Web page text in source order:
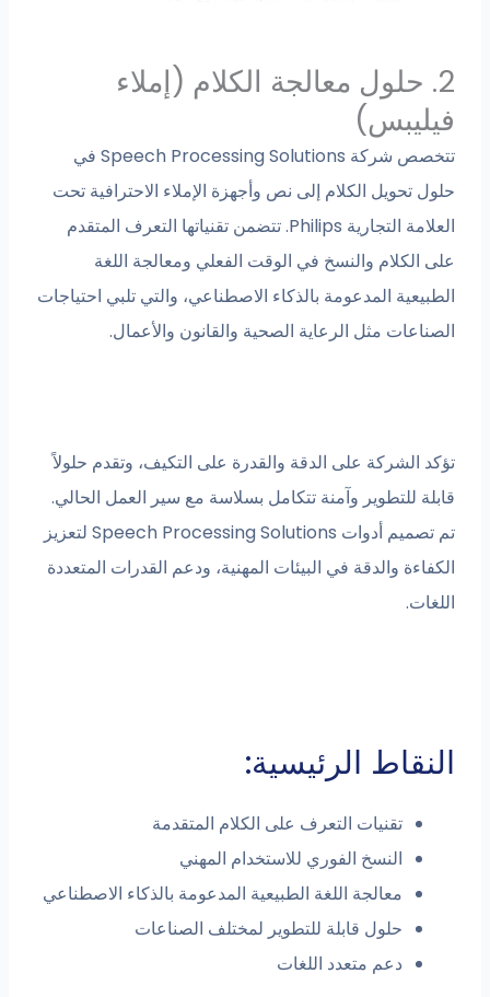
2. حلول معالجة الكلام (إملاء
فيليبس)
تتخصص شركة Speech Processing Solutions في
حلول تحويل الكلام إلى نص وأجهزة الإملاء الاحترافية تحت
العلامة التجارية Philips. تتضمن تقنياتها التعرف المتقدم
على الكلام والنسخ في الوقت الفعلي ومعالجة اللغة
الطبيعية المدعومة بالذكاء الاصطناعي، والتي تلبي احتياجات
الصناعات مثل الرعاية الصحية والقانون والأعمال.
تؤكد الشركة على الدقة والقدرة على التكيف، وتقدم حلولاً
قابلة للتطوير وآمنة تتكامل بسلاسة مع سير العمل الحالي.
تم تصميم أدوات Speech Processing Solutions لتعزيز
الكفاءة والدقة في البيئات المهنية، ودعم القدرات المتعددة
اللغات.
النقاط الرئيسية:
تقنيات التعرف على الكلام المتقدمة
النسخ الفوري للاستخدام المهني
معالجة اللغة الطبيعية المدعومة بالذكاء الاصطناعي
حلول قابلة للتطوير لمختلف الصناعات
دعم متعدد اللغات